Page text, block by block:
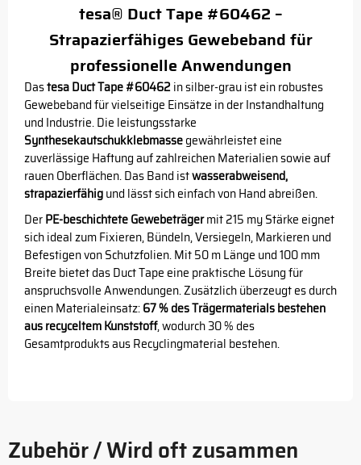
tesa® Duct Tape #60462 –
Strapazierfähiges Gewebeband für
professionelle Anwendungen
Dastesa Duct Tape #60462in silber-grau ist ein robustes
Gewebeband für vielseitige Einsätze in der Instandhaltung
und Industrie. Die leistungsstarke
Synthesekautschukklebmassegewährleistet eine
zuverlässige Haftung auf zahlreichen Materialien sowie auf
rauen Oberflächen. Das Band istwasserabweisend,
strapazierfähigund lässt sich einfach von Hand abreißen.
DerPE-beschichtete Gewebeträgermit 215 my Stärke eignet
sich ideal zum Fixieren, Bündeln, Versiegeln, Markieren und
Befestigen von Schutzfolien. Mit 50 m Länge und 100 mm
Breite bietet das Duct Tape eine praktische Lösung für
anspruchsvolle Anwendungen. Zusätzlich überzeugt es durch
einen Materialeinsatz:67 % des Trägermaterials bestehen
aus recyceltem Kunststoff, wodurch 30 % des
Gesamtprodukts aus Recyclingmaterial bestehen.
Zubehör / Wird oft zusammen